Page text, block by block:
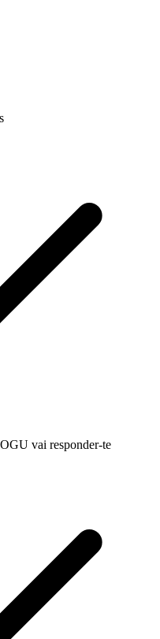
vai responder-te